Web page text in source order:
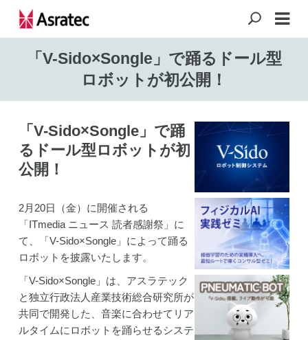
「V-Sido×Songle」で踊るドール型
ロボットが初公開！
「V-Sido×Songle」で踊
るドール型ロボットが初
公開！
2月20日（金）に開催される
「ITmedia ニュース 読者感謝祭」に
て、「V-Sido×Songle」によって踊る
ロボットを披露いたします。
「V-Sido×Songle」は、アスラテック
と独立行政法人産業技術総合研究所が
共同で開発した、音楽に合わせてリア
ルタイムにロボットを踊らせるシステ